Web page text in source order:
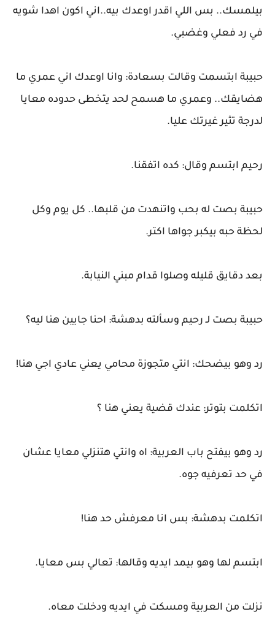
بيلمسك.. بس اللي اقدر اوعدك بيه..اني اكون اهدا شويه
في رد فعلي وغضبي.
حبيبة ابتسمت وقالت بسعادة: وانا اوعدك اني عمري ما
هضايقك.. وعمري ما هسمح لحد يتخطى حدوده معايا
لدرجة تثير غيرتك عليا.
رحيم ابتسم وقال: كده اتفقنا.
حبيبة بصت له بحب واتنهدت من قلبها.. كل يوم وكل
لحظة حبه بيكبر جواها اكتر.
بعد دقايق قليله وصلوا قدام مبني النيابة.
حبيبة بصت لـ رحيم وسألته بدهشة: احنا جايين هنا ليه؟
رد وهو بيضحك: انتي متجوزة محامي يعني عادي اجي هنا!
اتكلمت بتوتر: عندك قضية يعني هنا ؟
رد وهو بيفتح باب العربية: اه وانتي هتنزلي معايا عشان
في حد تعرفيه جوه.
اتكلمت بدهشة: بس انا معرفش حد هنا!
ابتسم لها وهو بيمد ايديه وقالها: تعالي بس معايا.
نزلت من العربية ومسكت في ايديه ودخلت معاه.